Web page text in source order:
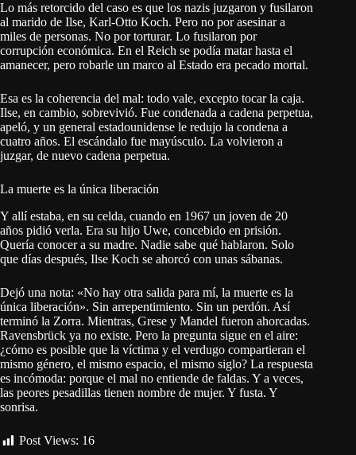
Lo más retorcido del caso es que los nazis juzgaron y fusilaron
al marido de Ilse, Karl-Otto Koch. Pero no por asesinar a
miles de personas. No por torturar. Lo fusilaron por
corrupción económica. En el Reich se podía matar hasta el
amanecer, pero robarle un marco al Estado era pecado mortal.
Esa es la coherencia del mal: todo vale, excepto tocar la caja.
Ilse, en cambio, sobrevivió. Fue condenada a cadena perpetua,
apeló, y un general estadounidense le redujo la condena a
cuatro años. El escándalo fue mayúsculo. La volvieron a
juzgar, de nuevo cadena perpetua.
La muerte es la única liberación
Y allí estaba, en su celda, cuando en 1967 un joven de 20
años pidió verla. Era su hijo Uwe, concebido en prisión.
Quería conocer a su madre. Nadie sabe qué hablaron. Solo
que días después, Ilse Koch se ahorcó con unas sábanas.
Dejó una nota: «No hay otra salida para mí, la muerte es la
única liberación». Sin arrepentimiento. Sin un perdón. Así
terminó la Zorra. Mientras, Grese y Mandel fueron ahorcadas.
Ravensbrück ya no existe. Pero la pregunta sigue en el aire:
¿cómo es posible que la víctima y el verdugo compartieran el
mismo género, el mismo espacio, el mismo siglo? La respuesta
es incómoda: porque el mal no entiende de faldas. Y a veces,
las peores pesadillas tienen nombre de mujer. Y fusta. Y
sonrisa.
Post Views: 16